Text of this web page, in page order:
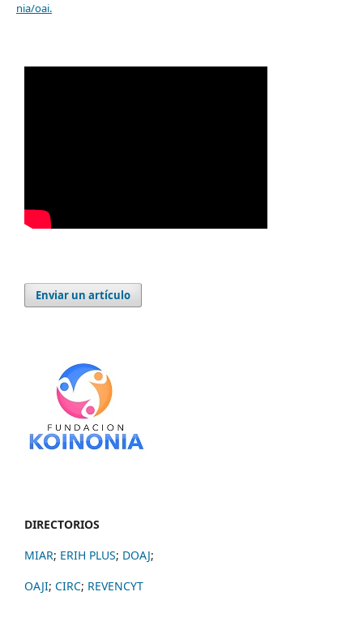
nia/oai.
Enviar un artículo
DIRECTORIOS
MIAR; ERIH PLUS; DOAJ;
OAJI; CIRC; REVENCYT